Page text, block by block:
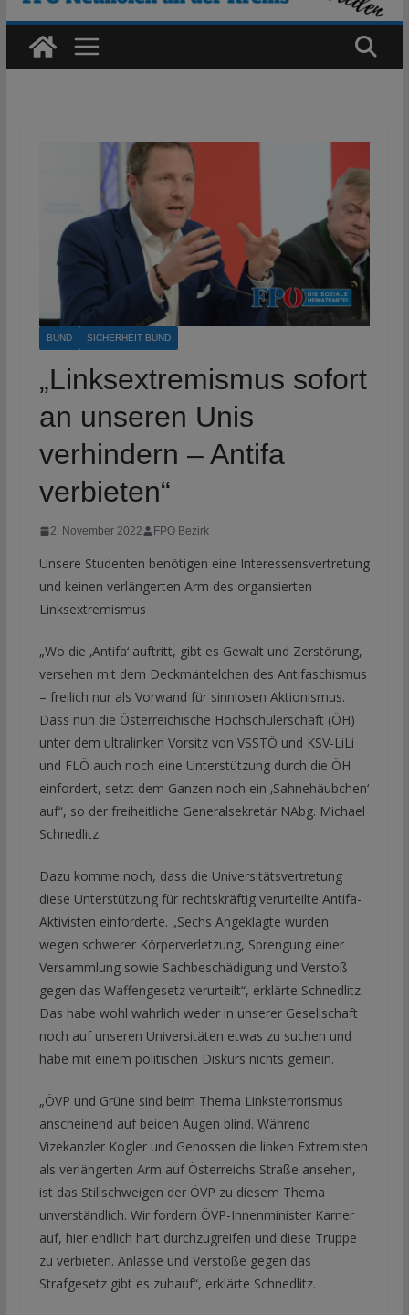
BUND SICHERHEIT BUND
„Linksextremismus sofort
an unseren Unis
verhindern – Antifa
verbieten“
2. November 2022 FPÖ Bezirk
Unsere Studenten benötigen eine Interessensvertretung
und keinen verlängerten Arm des organsierten
Linksextremismus
„Wo die ‚Antifa‘ auftritt, gibt es Gewalt und Zerstörung,
versehen mit dem Deckmäntelchen des Antifaschismus
– freilich nur als Vorwand für sinnlosen Aktionismus.
Dass nun die Österreichische Hochschülerschaft (ÖH)
unter dem ultralinken Vorsitz von VSSTÖ und KSV-LiLi
und FLÖ auch noch eine Unterstützung durch die ÖH
einfordert, setzt dem Ganzen noch ein ‚Sahnehäubchen‘
auf“, so der freiheitliche Generalsekretär NAbg. Michael
Schnedlitz.
Dazu komme noch, dass die Universitätsvertretung
diese Unterstützung für rechtskräftig verurteilte Antifa-
Aktivisten einforderte. „Sechs Angeklagte wurden
wegen schwerer Körperverletzung, Sprengung einer
Versammlung sowie Sachbeschädigung und Verstoß
gegen das Waffengesetz verurteilt“, erklärte Schnedlitz.
Das habe wohl wahrlich weder in unserer Gesellschaft
noch auf unseren Universitäten etwas zu suchen und
habe mit einem politischen Diskurs nichts gemein.
„ÖVP und Grüne sind beim Thema Linksterrorismus
anscheinend auf beiden Augen blind. Während
Vizekanzler Kogler und Genossen die linken Extremisten
als verlängerten Arm auf Österreichs Straße ansehen,
ist das Stillschweigen der ÖVP zu diesem Thema
unverständlich. Wir fordern ÖVP-Innenminister Karner
auf, hier endlich hart durchzugreifen und diese Truppe
zu verbieten. Anlässe und Verstöße gegen das
Strafgesetz gibt es zuhauf“, erklärte Schnedlitz.